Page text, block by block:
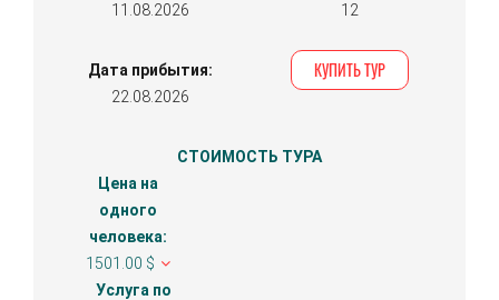
11.08.2026
12
Дата прибытия:
22.08.2026
СТОИМОСТЬ ТУРА
Цена на
одного
человека:
1501.00 $
Услуга по
КУПИТЬ ТУР